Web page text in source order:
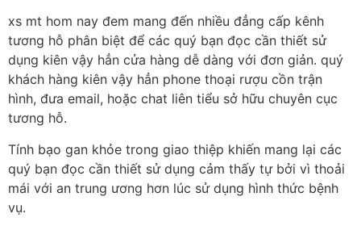
xs mt hom nay đem mang đến nhiều đẳng cấp kênh
tương hỗ phân biệt để các quý bạn đọc cần thiết sử
dụng kiên vậy hẳn cửa hàng dễ dàng với đơn giản. quý
khách hàng kiên vậy hẳn phone thoại rượu cồn trận
hình, đưa email, hoặc chat liên tiểu sở hữu chuyên cục
tương hỗ.
Tính bạo gan khỏe trong giao thiệp khiến mang lại các
quý bạn đọc cần thiết sử dụng cảm thấy tự bởi vì thoải
mái với an trung ương hơn lúc sử dụng hình thức bệnh
vụ.